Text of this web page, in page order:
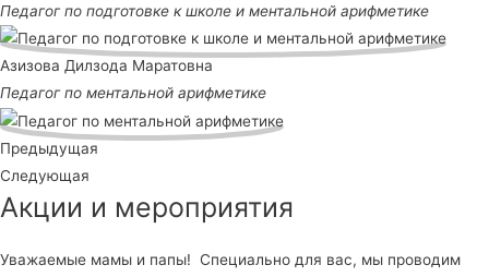
Педагог по подготовке к школе и ментальной арифметике
Азизова Дилзода Маратовна
Педагог по ментальной арифметике
Предыдущая
Следующая
Акции и мероприятия
Уважаемые мамы и папы! Специально для вас, мы проводим